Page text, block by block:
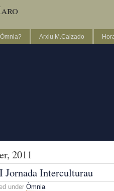
Arxiu M.Calzado
2011
Jornada Interculturau
under Òmnia